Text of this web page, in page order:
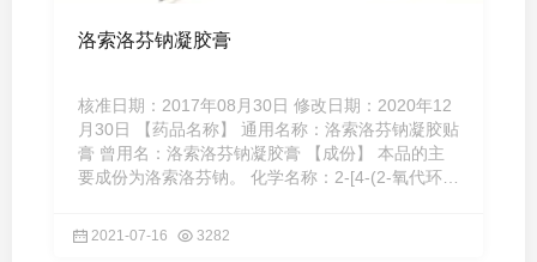
洛索洛芬钠凝胶膏
核准日期：2017年08月30日 修改日期：2020年12
月30日 【药品名称】 通用名称：洛索洛芬钠凝胶贴
膏 曾用名：洛索洛芬钠凝胶膏 【成份】 本品的主
要成份为洛索洛芬钠。 化学名称：2-[4-(2-氧代环戊
2021-07-16 3282